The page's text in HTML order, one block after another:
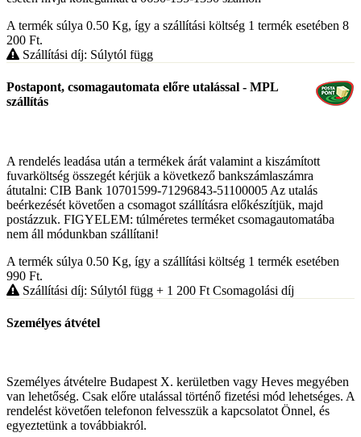
A termék súlya 0.50 Kg, így a szállítási költség 1 termék esetében 8
200 Ft.
Szállítási díj: Súlytól függ
Postapont, csomagautomata előre utalással - MPL
szállítás
A rendelés leadása után a termékek árát valamint a kiszámított
fuvarköltség összegét kérjük a következő bankszámlaszámra
átutalni: CIB Bank 10701599-71296843-51100005 Az utalás
beérkezését követően a csomagot szállításra előkészítjük, majd
postázzuk. FIGYELEM: túlméretes terméket csomagautomatába
nem áll módunkban szállítani!
A termék súlya 0.50 Kg, így a szállítási költség 1 termék esetében
990 Ft.
Szállítási díj: Súlytól függ + 1 200 Ft Csomagolási díj
Személyes átvétel
Személyes átvételre Budapest X. kerületben vagy Heves megyében
van lehetőség. Csak előre utalással történő fizetési mód lehetséges. A
rendelést követően telefonon felvesszük a kapcsolatot Önnel, és
egyeztetünk a továbbiakról.